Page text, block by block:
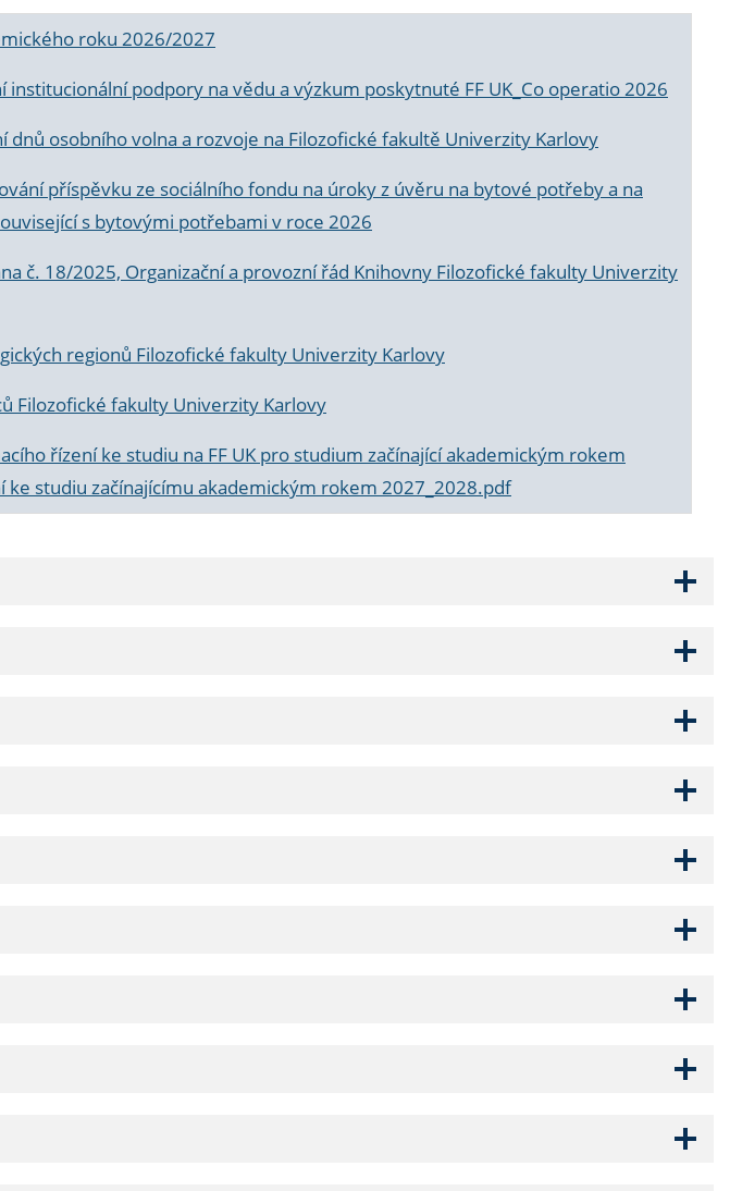
roku 2026/2027
institucionální podpory na vědu a výzkum poskytnuté FF UK_Co operatio 2026
dnů osobního volna a rozvoje na Filozofické fakultě Univerzity Karlovy
příspěvku ze sociálního fondu na úroky z úvěru na bytové potřeby a na
s bytovými potřebami v roce 2026
č. 18/2025, Organizační a provozní řád Knihovny Filozofické fakulty Univerzity
regionů Filozofické fakulty Univerzity Karlovy
Filozofické fakulty Univerzity Karlovy
řízení ke studiu na FF UK pro studium začínající akademickým rokem
studiu začínajícímu akademickým rokem 2027_2028.pdf